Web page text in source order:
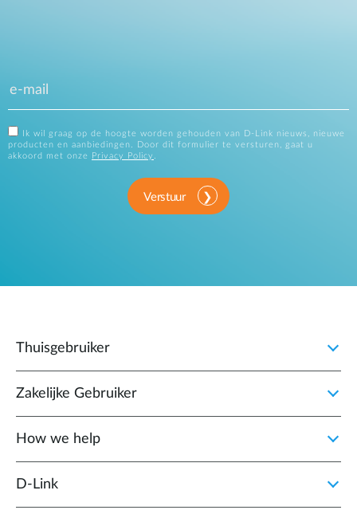
Ik wil graag op de hoogte worden gehouden van D-Link nieuws, nieuwe
producten en aanbiedingen. Door dit formulier te versturen, gaat u
akkoord met onze
Privacy Policy .
Verstuur
Thuisgebruiker
Zakelijke Gebruiker
How we help
D‑Link